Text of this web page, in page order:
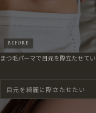
まつ毛パーマで目元を際立たせてい
目元を綺麗に際立たせたい